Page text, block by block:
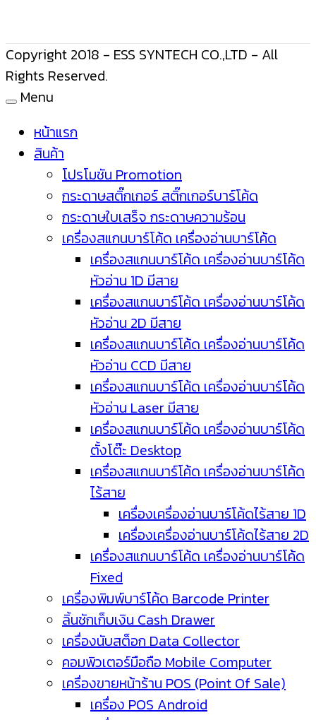
Copyright 2018 - ESS SYNTECH CO.,LTD - All
Rights Reserved.
Menu
หน้าแรก
สินค้า
โปรโมชัน Promotion
กระดาษสติ๊กเกอร์ สติ๊กเกอร์บาร์โค้ด
กระดาษใบเสร็จ กระดาษความร้อน
เครื่องสแกนบาร์โค้ด เครื่องอ่านบาร์โค้ด
เครื่องสแกนบาร์โค้ด เครื่องอ่านบาร์โค้ด
หัวอ่าน 1D มีสาย
เครื่องสแกนบาร์โค้ด เครื่องอ่านบาร์โค้ด
หัวอ่าน 2D มีสาย
เครื่องสแกนบาร์โค้ด เครื่องอ่านบาร์โค้ด
หัวอ่าน CCD มีสาย
เครื่องสแกนบาร์โค้ด เครื่องอ่านบาร์โค้ด
หัวอ่าน Laser มีสาย
เครื่องสแกนบาร์โค้ด เครื่องอ่านบาร์โค้ด
ตั้งโต๊ะ Desktop
เครื่องสแกนบาร์โค้ด เครื่องอ่านบาร์โค้ด
ไร้สาย
เครื่องเครื่องอ่านบาร์โค้ดไร้สาย 1D
เครื่องเครื่องอ่านบาร์โค้ดไร้สาย 2D
เครื่องสแกนบาร์โค้ด เครื่องอ่านบาร์โค้ด
Fixed
เครื่องพิมพ์บาร์โค้ด Barcode Printer
ลิ้นชักเก็บเงิน Cash Drawer
เครื่องนับสต็อก Data Collector
คอมพิวเตอร์มือถือ Mobile Computer
เครื่องขายหน้าร้าน POS (Point Of Sale)
เครื่อง POS Android